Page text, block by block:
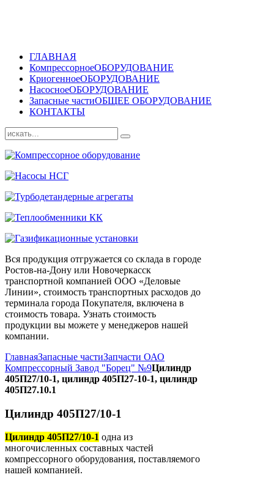
ГЛАВНАЯ
КомпрессорноеОБОРУДОВАНИЕ
КриогенноеОБОРУДОВАНИЕ
НасосноеОБОРУДОВАНИЕ
Запасные частиОБЩЕЕ ОБОРУДОВАНИЕ
КОНТАКТЫ
Вся продукция отгружается со склада в городе
Ростов-на-Дону или Новочеркасск
транспортной компанией ООО «Деловые
Линии», стоимость транспортных расходов до
терминала города Покупателя, включена в
стоимость товара. Узнать стоимость
продукции вы можете у менеджеров нашей
компании.
ГлавнаяЗапасные частиЗапчасти ОАО
Компрессорный Завод "Борец" №9Цилиндр
405П27/10-1, цилиндр 405П27-10-1, цилиндр
405П27.10.1
Цилиндр 405П27/10-1
Цилиндр 405П27/10-1 одна из
многочисленных составных частей
компрессорного оборудования, поставляемого
нашей компанией.